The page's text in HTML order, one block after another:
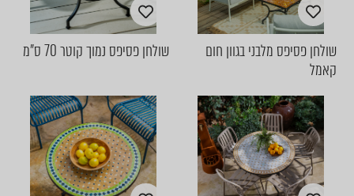
שולחן פסיפס מלבני בגוון חום
קאמל
שולחן פסיפס נמוך קוטר 70 ס"מ